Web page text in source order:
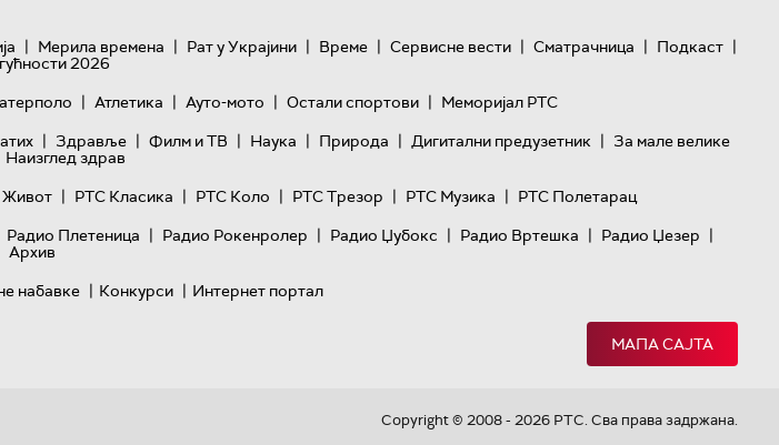
| Мерила времена | Рат у Украјини | Време | Сервисне вести | Сматрачница | Подкаст |
2026
| Атлетика | Ауто-мото | Остали спортови | Меморијал РТС
| Здравље | Филм и ТВ | Наука | Природа | Дигитални предузетник | За мале велике
Наизглед здрав
| РТС Класика | РТС Коло | РТС Трезор | РТС Музика | РТС Полетарац
Радио Плетеница | Радио Рокенролер | Радио Џубокс | Радио Вртешка | Радио Џезер |
Архив
набавке | Конкурси | Интернет портал
МАПА САЈТА
Copyright © 2008 - 2026 РТС. Сва права задржана.